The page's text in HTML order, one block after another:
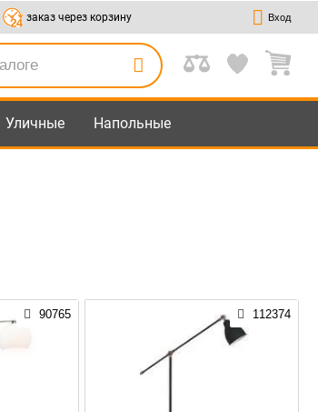
заказ через корзину Вход
Уличные Напольные
90765 112374